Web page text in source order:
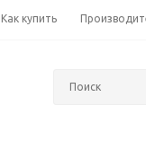
Как купить